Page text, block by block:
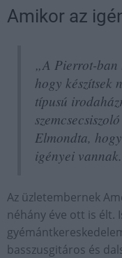
Amikor az
„A Pierrot-ban
hogy készítsek
típusú
Elmondta,
igényei
Az üzletembernek
néhány éve ott is élt.
basszusgitáros és